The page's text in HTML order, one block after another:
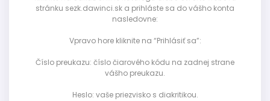
stránku sezk.dawinci.sk a prihláste sa do vášho konta
nasledovne:
Vpravo hore kliknite na “Prihlásiť sa”:
Číslo preukazu: číslo čiarového kódu na zadnej strane
vášho preukazu.
Heslo: vaše priezvisko s diakritikou.